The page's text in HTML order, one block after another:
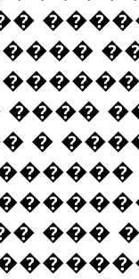
����
�
���